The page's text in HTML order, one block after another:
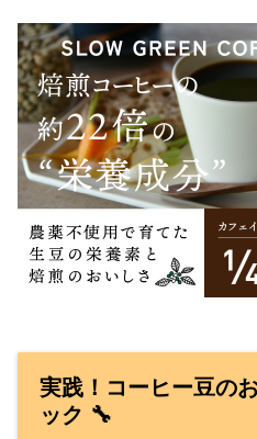
実践！コーヒー豆の
ック 🔧